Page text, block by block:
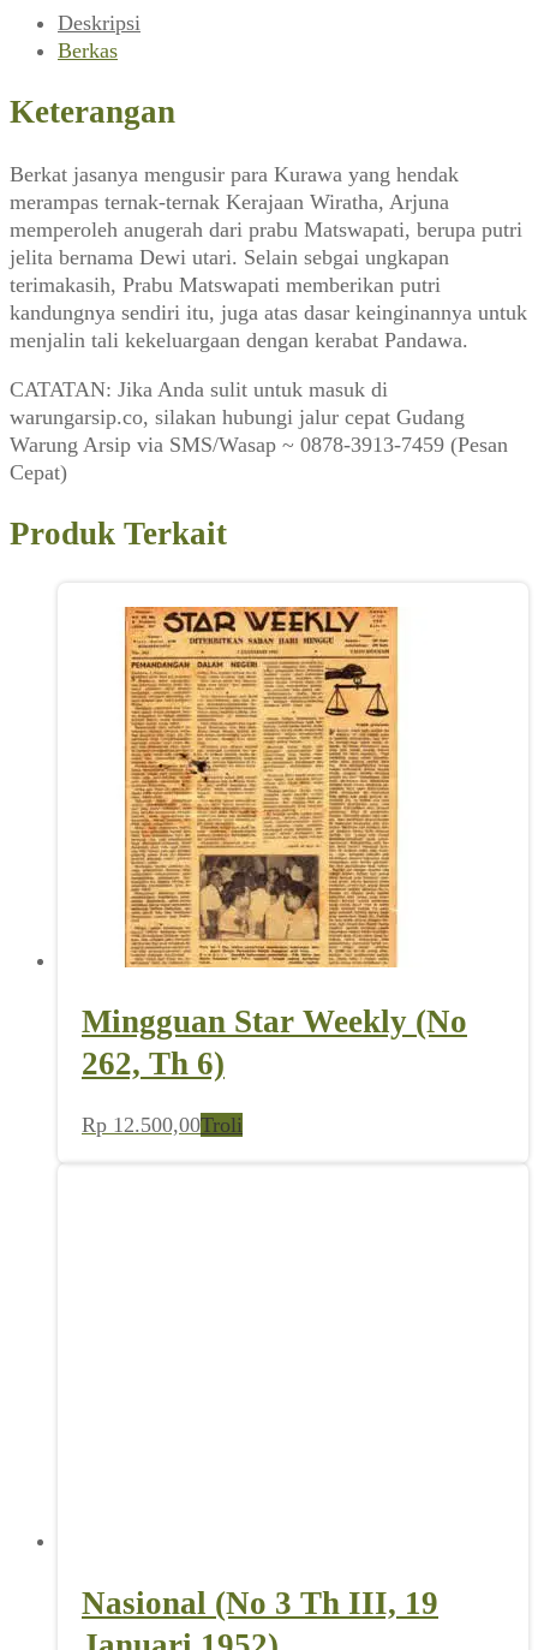
Tertunda,
Madu
Angka
Wijaya
November
1984)
Deskripsi
Berkas
Keterangan
Berkat jasanya mengusir para Kurawa yang hendak
merampas ternak-ternak Kerajaan Wiratha, Arjuna
memperoleh anugerah dari prabu Matswapati, berupa putri
jelita bernama Dewi utari. Selain sebgai ungkapan
terimakasih, Prabu Matswapati memberikan putri
kandungnya sendiri itu, juga atas dasar keinginannya untuk
menjalin tali kekeluargaan dengan kerabat Pandawa.
CATATAN: Jika Anda sulit untuk masuk di
warungarsip.co, silakan hubungi jalur cepat Gudang
Warung Arsip via SMS/Wasap ~ 0878-3913-7459 (Pesan
Cepat)
Produk Terkait
Mingguan Star Weekly (No
262, Th 6)
Rp 12.500,00Troli
Nasional (No 3 Th III, 19